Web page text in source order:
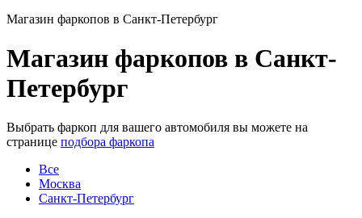
Магазин фаркопов в Санкт-Петербург
Магазин фаркопов в Санкт-
Петербург
Выбрать фаркоп для вашего автомобиля вы можете на
странице подбора фаркопа
Все
Москва
Санкт-Петербург